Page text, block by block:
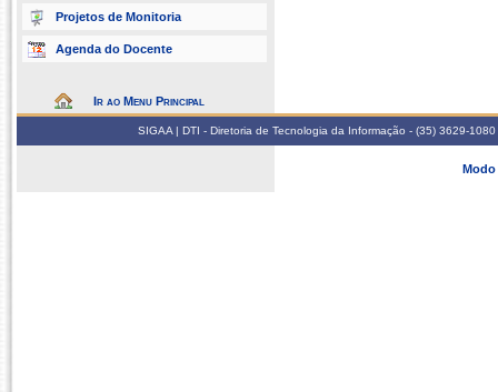
Projetos de Monitoria
Agenda do Docente
Ir ao Menu Principal
SIGAA | DTI - Diretoria de Tecnologia da Informação - (35) 3629-
Modo